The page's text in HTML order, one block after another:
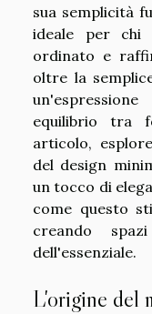
sua semplicità
ideale per chi
ordinato e
oltre la
equilibrio tra
articolo,
del design
un tocco di
come questo
creando
dell'essenziale.
L'origine del